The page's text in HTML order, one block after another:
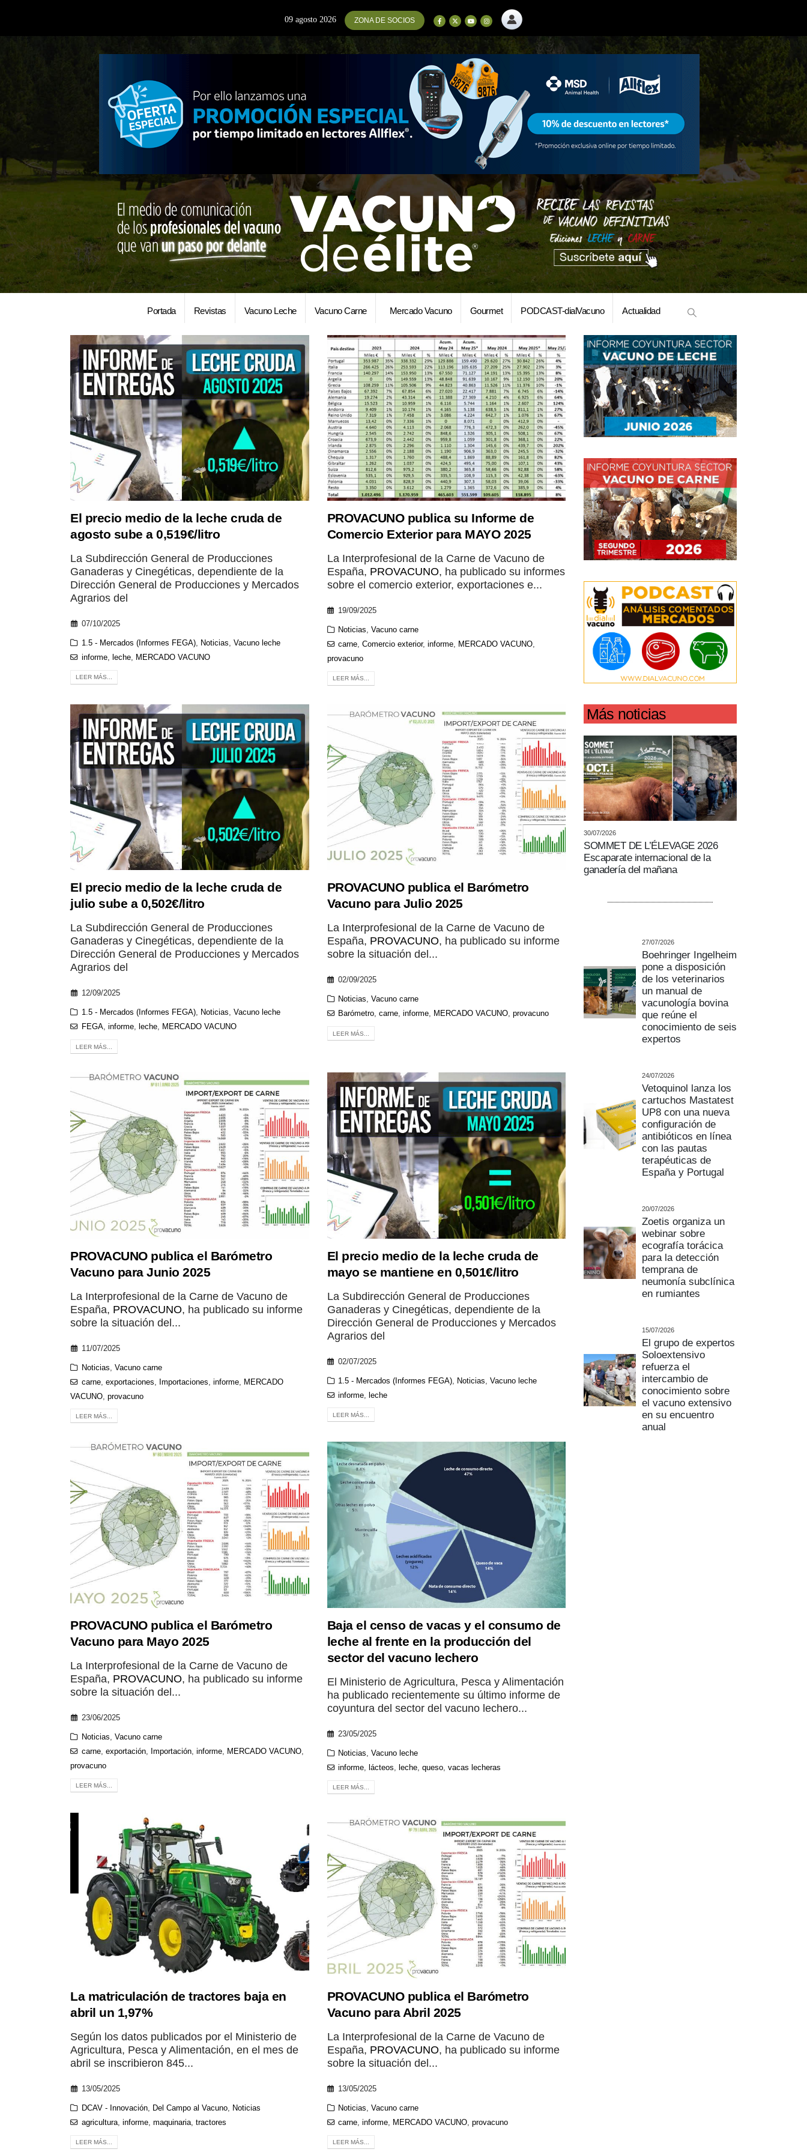
09 agosto 2026 ZONA DE SOCIOS
Portada Revistas Vacuno Leche Vacuno Carne Mercado Vacuno Gourmet PODCAST-dialVacuno Actualidad
El precio medio de la leche cruda de
agosto sube a 0,519€/litro
La Subdirección General de Producciones
Ganaderas y Cinegéticas, dependiente de la
Dirección General de Producciones y Mercados
Agrarios del
07/10/2025
1.5 - Mercados (Informes FEGA), Noticias, Vacuno leche
informe, leche, MERCADO VACUNO
LEER MÁS...
PROVACUNO publica su Informe de
Comercio Exterior para MAYO 2025
La Interprofesional de la Carne de Vacuno de
España, PROVACUNO, ha publicado su informes
sobre el comercio exterior, exportaciones e...
19/09/2025
Noticias,Vacuno carne
carne,Comercio exterior,informe, MERCADO VACUNO,
provacuno
LEER MÁS...
El precio medio de la leche cruda de
julio sube a 0,502€/litro
La Subdirección General de Producciones
Ganaderas y Cinegéticas, dependiente de la
Dirección General de Producciones y Mercados
Agrarios del
12/09/2025
1.5 - Mercados (Informes FEGA), Noticias, Vacuno leche
FEGA, informe, leche, MERCADO VACUNO
LEER MÁS...
PROVACUNO publica el Barómetro
Vacuno para Julio 2025
La Interprofesional de la Carne de Vacuno de
España, PROVACUNO, ha publicado su informe
sobre la situación del...
02/09/2025
Noticias,Vacuno carne
Barómetro,carne,informe, MERCADO VACUNO,provacuno
LEER MÁS...
PROVACUNO publica el Barómetro
Vacuno para Junio 2025
La Interprofesional de la Carne de Vacuno de
España, PROVACUNO, ha publicado su informe
sobre la situación del...
11/07/2025
Noticias
Vacuno carne
carne, exportaciones Importaciones informe,
MERCADO
VACUNO provacuno
LEER MÁS...
El precio medio de la leche cruda de
mayo se mantiene en 0,501€/litro
La Subdirección General de Producciones
Ganaderas y Cinegéticas, dependiente de la
Dirección General de Producciones y Mercados
Agrarios del
02/07/2025
1.5 - Mercados (Informes FEGA) Noticias ,Vacuno leche
informe
leche
LEER MÁS...
PROVACUNO publica el Barómetro
Vacuno para Mayo 2025
La Interprofesional de la Carne de Vacuno de
España, PROVACUNO, ha publicado su informe
sobre la situación del...
23/06/2025
Noticias
Vacuno carne
carne, exportación, Importación, informe, MERCADO VACUNO,
provacuno
LEER MÁS...
Baja el censo de vacas y el consumo de
leche al frente en la producción del
sector del vacuno lechero
El Ministerio de Agricultura, Pesca y Alimentación
ha publicado recientemente su último informe de
coyuntura del sector del vacuno lechero...
23/05/2025
Noticias ,Vacuno leche
informe
lácteos leche ,queso ,vacas lecheras
LEER MÁS...
La matriculación de tractores baja en
abril un 1,97%
Según los datos publicados por el Ministerio de
Agricultura, Pesca y Alimentación, en el mes de
abril se inscribieron 845...
13/05/2025
DCAV - Innovación, Del Campo al Vacuno, Noticias
agricultura, informe, maquinaria, tractores
LEER MÁS...
PROVACUNO publica el Barómetro
Vacuno para Abril 2025
La Interprofesional de la Carne de Vacuno de
España, PROVACUNO, ha publicado su informe
sobre la situación del...
13/05/2025
Noticias,Vacuno carne
carne,informe, MERCADO VACUNO,provacuno
LEER MÁS...
Más noticias
30/07/2026
SOMMET DE L’ÉLEVAGE 2026
Escaparate internacional de la
ganadería del mañana
27/07/2026
Boehringer Ingelheim
pone a disposición
de los veterinarios
un manual de
vacunología bovina
que reúne el
conocimiento de seis
expertos
24/07/2026
Vetoquinol lanza los
cartuchos Mastatest
UP8 con una nueva
configuración de
antibióticos en línea
con las pautas
terapéuticas de
España y Portugal
20/07/2026
Zoetis organiza un
webinar sobre
ecografía torácica
para la detección
temprana de
neumonía subclínica
en rumiantes
15/07/2026
El grupo de expertos
Soloextensivo
refuerza el
intercambio de
conocimiento sobre
el vacuno extensivo
en su encuentro
anual